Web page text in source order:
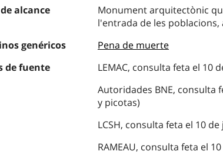
alcance
Monument arquitectònic
l'entrada de les poblacions,
genéricos
Pena de muerte
de fuente
LEMAC, consulta feta el 10
Autoridades BNE, consulta
y picotas)
LCSH, consulta feta el 10
RAMEAU, consulta feta el